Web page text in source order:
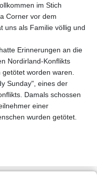
im Stich
Corner vor dem
uns als Familie völlig und
Erinnerungen an die
Nordirland-Konflikts
worden waren.
Sunday", eines der
Damals schossen
einer
wurden getötet.